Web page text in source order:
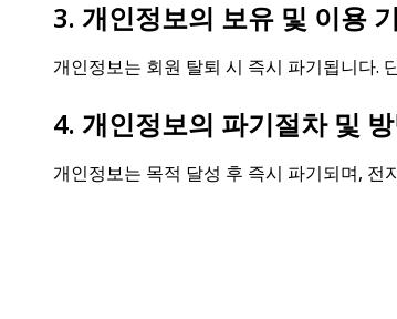
3. 개인정보의 보유 및 이용
개인정보는 회원 탈퇴 시 즉시 파기됩니다.
4. 개인정보의 파기절차 및
개인정보는 목적 달성 후 즉시 파기되며, 전